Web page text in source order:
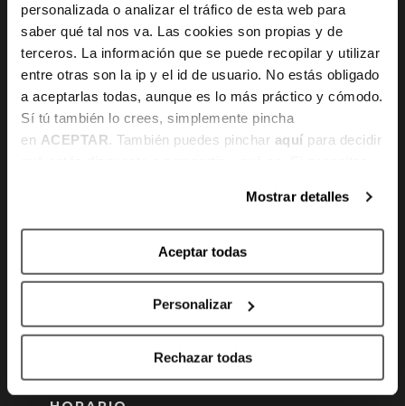
personalizada o analizar el tráfico de esta web para
saber qué tal nos va. Las cookies son propias y de
terceros. La información que se puede recopilar y utilizar
entre otras son la ip y el id de usuario. No estás obligado
a aceptarlas todas, aunque es lo más práctico y cómodo.
Sí tú también lo crees, simplemente pincha
en ACEPTAR. También puedes pinchar aquí para decidir
Mostrar detalles
Aceptar todas
Personalizar
Rechazar todas
CONTACTO
Gran Vía 80 - 48011 Bilbao, Bizkaia
info@bilbaobasket.biz
(+34) 944 70 06 78